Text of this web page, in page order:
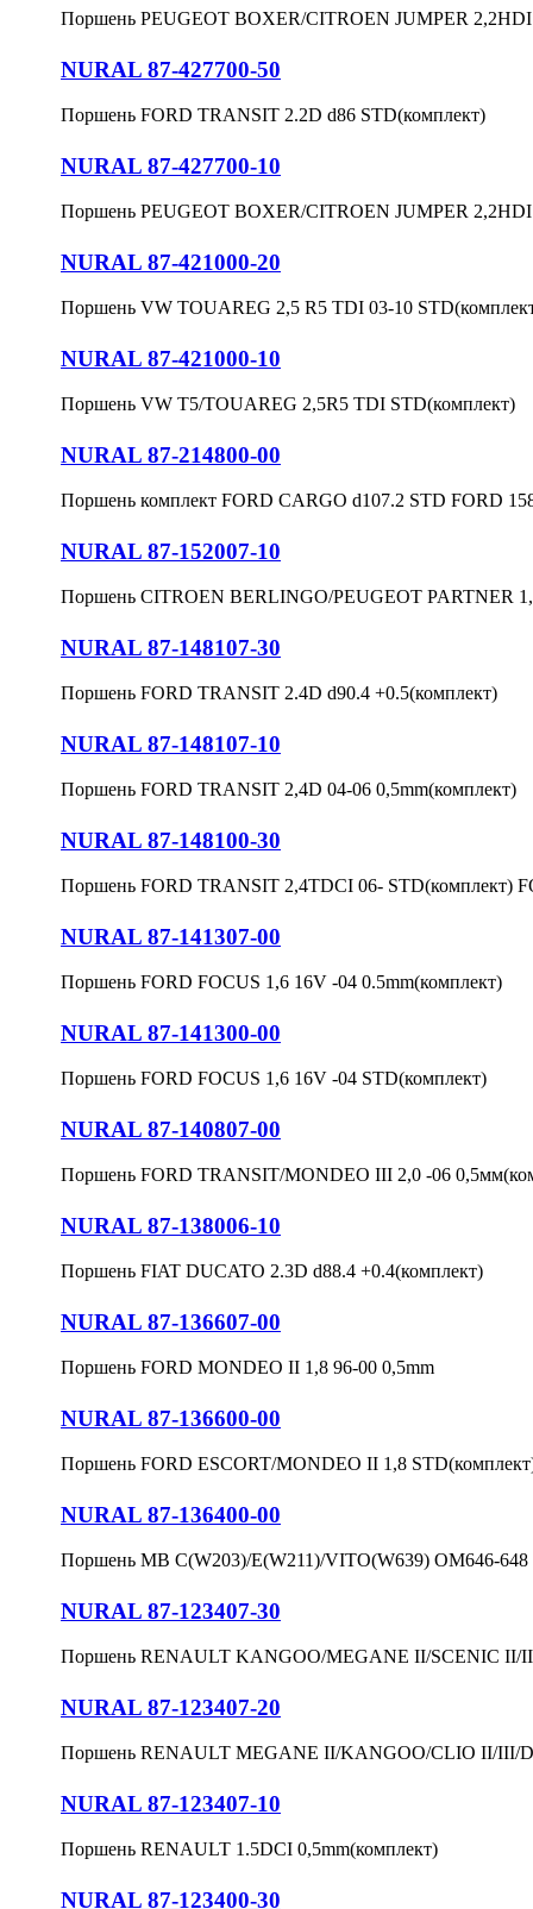
Поршень PEUGEOT BOXER/CITROEN JUMPER 2,2HDI
NURAL 87-427700-50
Поршень FORD TRANSIT 2.2D d86 STD(комплект)
NURAL 87-427700-10
Поршень PEUGEOT BOXER/CITROEN JUMPER 2,2HDI
NURAL 87-421000-20
Поршень VW TOUAREG 2,5 R5 TDI 03-10
NURAL 87-421000-10
Поршень VW T5/TOUAREG 2,5R5 TDI STD(комплект)
NURAL 87-214800-00
Поршень комплект FORD CARGO d107.2 STD FORD
NURAL 87-152007-10
Поршень CITROEN BERLINGO/PEUGEOT PARTNER
NURAL 87-148107-30
Поршень FORD TRANSIT 2.4D d90.4 +0.5(комплект)
NURAL 87-148107-10
Поршень FORD TRANSIT 2,4D 04-06 0,5mm(комплект)
NURAL 87-148100-30
Поршень FORD TRANSIT 2,4TDCI 06- STD(комплект)
NURAL 87-141307-00
Поршень FORD FOCUS 1,6 16V -04 0.5mm(комплект)
NURAL 87-141300-00
Поршень FORD FOCUS 1,6 16V -04 STD(комплект)
NURAL 87-140807-00
Поршень FORD TRANSIT/MONDEO III 2,0 -06
NURAL 87-138006-10
Поршень FIAT DUCATO 2.3D d88.4 +0.4(комплект)
NURAL 87-136607-00
Поршень FORD MONDEO II 1,8 96-00 0,5mm
NURAL 87-136600-00
Поршень FORD ESCORT/MONDEO II 1,8
NURAL 87-136400-00
Поршень MB C(W203)/E(W211)/VITO(W639) OM646-648
NURAL 87-123407-30
Поршень RENAULT KANGOO/MEGANE II/SCENIC II/III
NURAL 87-123407-20
Поршень RENAULT MEGANE II/KANGOO/CLIO II/III/
NURAL 87-123407-10
Поршень RENAULT 1.5DCI 0,5mm(комплект)
NURAL 87-123400-30